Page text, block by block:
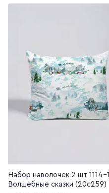
Набор наволочек 2 шт 1114-1
Волшебные сказки (20с259)